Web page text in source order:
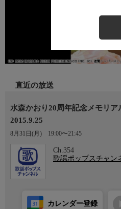
直近の放送
水森かおり20周年記念メモリ
2015.9.25
8月31日(月) 19:00〜21:45
Ch.354
歌謡ポップスチャン
カレンダー登録